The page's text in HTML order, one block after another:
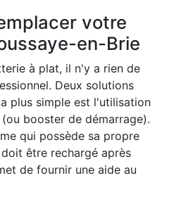
votre
en-Brie
à plat, il n'y a rien de
Deux solutions
plus simple est l'utilisation
booster de démarrage).
qui possède sa propre
être rechargé après
de fournir une aide au